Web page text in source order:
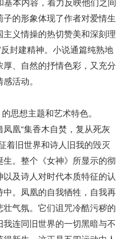
的形象体现了作者对爱情生
义情操的热切赞美和深刻理
封建精神。小说通篇纯熟地
、自然的抒情色彩，又充分
活动。
想主题和艺术特色。
凰“集香木自焚，复从死灰
着旧世界和诗人旧我的毁灭
。整个《女神》所显示的彻
及诗人对时代本质特征的认
。凤凰的自我牺牲，自我再
气氛。它们诅咒冷酷污秽的
连同旧世界的一切黑暗与不